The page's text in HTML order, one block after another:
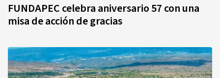
FUNDAPEC celebra aniversario 57 con una
misa de acción de gracias